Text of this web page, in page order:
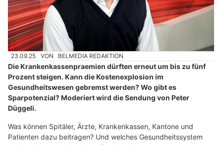
23.09.25 VON BELMEDIA REDAKTION
Die Krankenkassenpraemien dürften erneut um bis zu fünf
Prozent steigen. Kann die Kostenexplosion im
Gesundheitswesen gebremst werden? Wo gibt es
Sparpotenzial? Moderiert wird die Sendung von Peter
Düggeli.
Was können Spitäler, Ärzte, Krankenkassen, Kantone und
Patienten dazu beitragen? Und welches Gesundheitssystem